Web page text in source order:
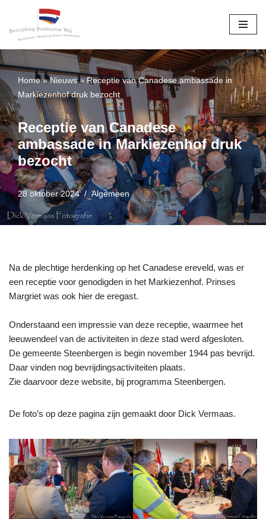
Ga
inhoud
Home»Nieuws»Receptie van Canadese ambassade in
Markiezenhof druk bezocht
Receptie van Canadese
ambassade in Markiezenhof druk
bezocht
28 oktober 2024 Algemeen
Na de plechtige herdenking op het Canadese ereveld, was er
een receptie voor genodigden in het Markiezenhof. Prinses
Margriet was ook hier de eregast.
Onderstaand een impressie van deze receptie, waarmee het
leeuwendeel van de activiteiten in deze stad werd afgesloten.
De gemeente Steenbergen is begin november 1944 pas bevrijd.
Daar vinden nog bevrijdingsactiviteiten plaats.
Zie daarvoor deze website, bij programma Steenbergen.
De foto’s op deze pagina zijn gemaakt door Dick Vermaas.